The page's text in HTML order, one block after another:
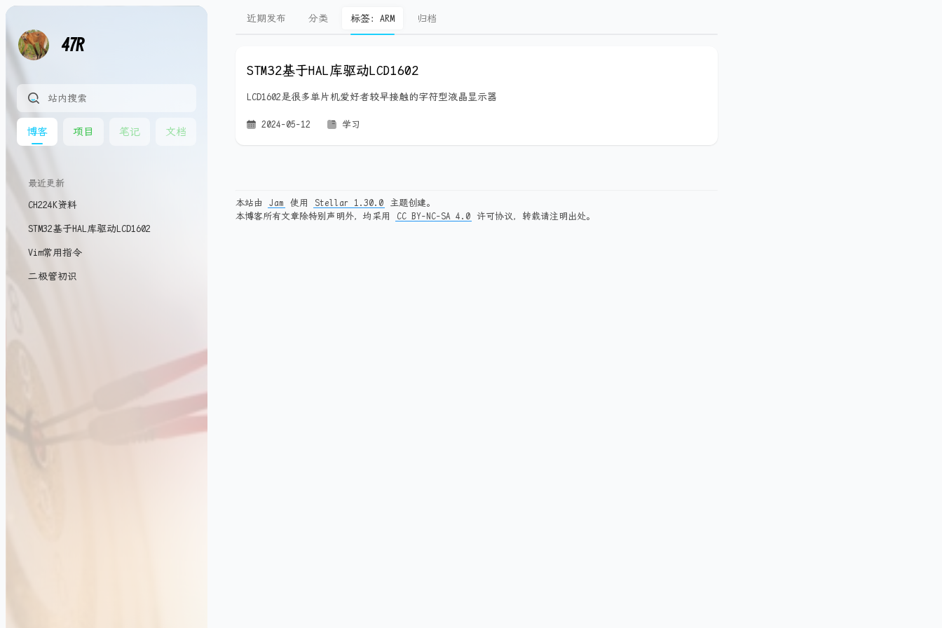
47R
博客 项目 笔记 文档
最近更新
CH224K资料
STM32基于HAL库驱动LCD1602
Vim常用指令
二极管初识
近期发布 分类 标签：ARM 归档
STM32基于HAL库驱动LCD1602
LCD1602是很多单片机爱好者较早接触的字符型液晶显示器
2024-05-12 学习
本站由 Jam 使用 Stellar 1.30.0
主题创建。
本博客所有文章除特别声明外，均采用
CC BY-NC-SA 4.0 许可协议，转载请注明出处。